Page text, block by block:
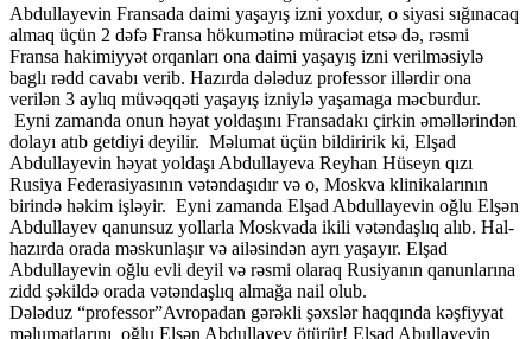
Abdullayevin Fransada daimi yaşayış izni yoxdur, o siyasi sığınacaq
almaq üçün 2 dəfə Fransa hökumətinə müraciət etsə də, rəsmi
Fransa hakimiyyət orqanları ona daimi yaşayış izni verilməsiylə
baglı rədd cavabı verib. Hazırda dələduz professor illərdir ona
verilən 3 aylıq müvəqqəti yaşayış izniylə yaşamaga məcburdur.
Eyni zamanda onun həyat yoldaşını Fransadakı çirkin əməllərindən
dolayı atıb getdiyi deyilir. Məlumat üçün bildiririk ki, Elşad
Abdullayevin həyat yoldaşı Abdullayeva Reyhan Hüseyn qızı
Rusiya Federasiyasının vətəndaşıdır və o, Moskva klinikalarının
birində həkim işləyir. Eyni zamanda Elşad Abdullayevin oğlu Elşən
Abdullayev qanunsuz yollarla Moskvada ikili vətəndaşlıq alıb. Hal-
hazırda orada məskunlaşır və ailəsindən ayrı yaşayır. Elşad
Abdullayevin oğlu evli deyil və rəsmi olaraq Rusiyanın qanunlarına
zidd şəkildə orada vətəndaşlıq almağa nail olub.
Dələduz “professor”Avropadan gərəkli şəxslər haqqında kəşfiyyat
məlumatlarını oğlu Elşən Abdullayev ötürür! Elşad Abullayevin